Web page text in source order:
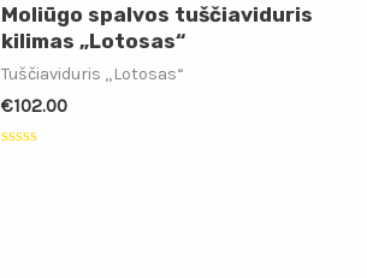
Moliūgo spalvos tuščiaviduris
kilimas „Lotosas“
Tuščiaviduris „Lotosas“
€102.00